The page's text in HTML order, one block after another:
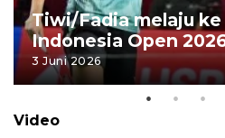
Tiwi/Fadia melaju ke
Indonesia Open
3 Juni 2026
Video